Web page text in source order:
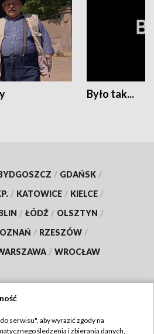
Było tak...
/ GDAŃSK /
/ KATOWICE / KIELCE /
/ ŁÓDŹ / OLSZTYN /
/ RZESZÓW /
/ WROCŁAW
serwisu", aby wyrazić zgody na
śledzenia i zbierania danych,